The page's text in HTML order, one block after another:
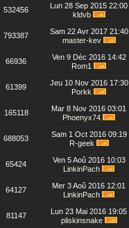
532456
Lun 28 Sep 2015 22:00
kldvb
793387
Sam 22 Avr 2017 21:40
master-kev
66936
Ven 9 Déc 2016 14:42
Rom1
61399
Jeu 10 Nov 2016 17:30
Porkk
165118
Mar 8 Nov 2016 03:01
Phoenyx74
688053
Sam 1 Oct 2016 09:19
R-geek
65424
Ven 5 Aoû 2016 10:03
LinkinPach
64127
Mer 3 Aoû 2016 12:01
LinkinPach
81147
Lun 23 Mai 2016 19:05
pliskinsnake